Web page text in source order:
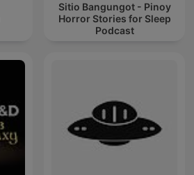
Sitio Bangungot - Pinoy
Horror Stories for Sleep
Podcast